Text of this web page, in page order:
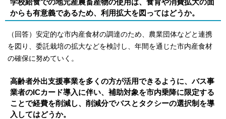
からも有意義であるため、利用拡大を図ってはどうか。
（回答）安定的な市内産食材の調達のため、農業団体などと連携
を図り、委託栽培の拡大などを検討し、年間を通じた市内産食材
の確保に努めていく。
高齢者外出支援事業を多くの方が活用できるように、バス事
業者のICカード導入に伴い、補助対象を市内乗降に限定する
ことで経費を削減し、削減分でバスとタクシーの選択制を導
入してはどうか。